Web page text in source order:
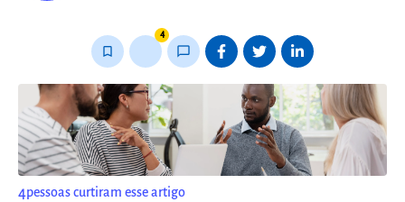
bookmark_border
4
chat_bubble_outline
4pessoas curtiram esse artigo